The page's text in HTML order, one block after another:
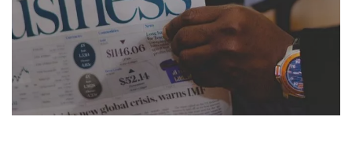
semiconductor industry, including engineers,
professional experts, and senior executives.
לחץ לפרטים